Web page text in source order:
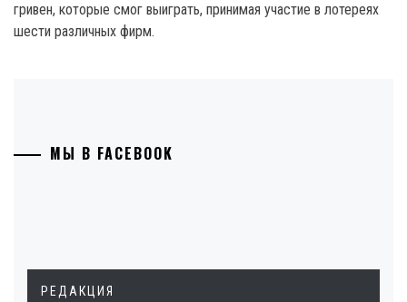
гривен, которые смог выиграть, принимая участие в лотереях
шести различных фирм.
МЫ В FACEBOOK
РЕДАКЦИЯ